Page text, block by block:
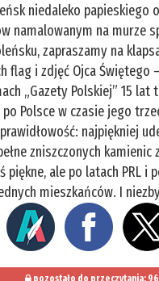
niedaleko papieskiego
namalowanym na murze
zapraszamy na
flag i zdjęć Ojca Świętego
„Gazety Polskiej” 15 lat
po Polsce w czasie jego
najpiękniej
zniszczonych kamienic
piękne, ale po latach PRL i
mieszkańców. I
pozostało do przeczytania: